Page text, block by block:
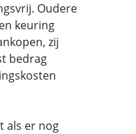
Oudere
keuring
zij
bedrag
als er nog